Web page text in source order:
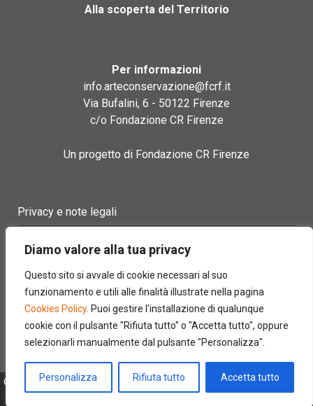
Diamo valore alla tua privacy
Questo sito si avvale di cookie necessari al suo
funzionamento e utili alle finalità illustrate nella pagina
Cookies Policy. Puoi gestire l'installazione di qualunque
cookie con il pulsante "Rifiuta tutto" o "Accetta tutto", oppure
selezionarli manualmente dal pulsante "Personalizza".
Personalizza Rifiuta tutto Accetta tutto
Alla scoperta del Territorio
Per informazioni
info.arteconservazione@fcrf.it
Via Bufalini, 6 - 50122 Firenze
c/o Fondazione CR Firenze
Un progetto di Fondazione CR Firenze
Privacy e note legali
Cookie policy
Contatti
© 2022 FONDAZIONE CASSA DI RISPARMIO DI FIRENZE - CF